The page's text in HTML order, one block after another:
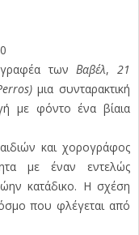
των Βαβέλ, 21
μια συνταρακτική
με φόντο ένα βίαια
και χορογράφος
με έναν εντελώς
κατάδικο. Η σχέση
που φλέγεται από